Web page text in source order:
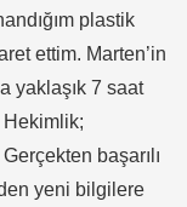
plastik
ettim. Marten’in
yaklaşık 7 saat
Hekimlik;
başarılı
yeni bilgilere